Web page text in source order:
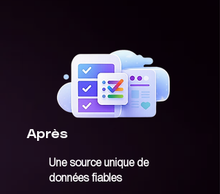
Après
Une source unique de
données fiables